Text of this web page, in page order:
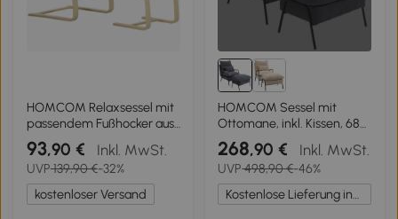
HOMCOM Relaxsessel mit
passendem Fußhocker aus
Holz und Stoff mit
Kopfkissen, 67x69x100cm,
Grau
93,90 € Inkl. MwSt.
UVP139,90 €-32%
kostenloser Versand
HOMCOM Sessel mit
Ottomane, inkl. Kissen, 68
cm x 91,5 cm x 88 cm, Grau
268,90 € Inkl. MwSt.
UVP498,90 €-46%
Kostenlose Lieferung innerhalb Deutschlands